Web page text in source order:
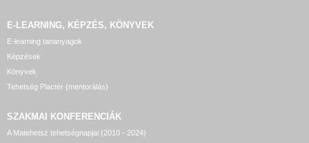
E-LEARNING, KÉPZÉS, KÖNYVEK
E-learning tananyagok
Képzések
Könyvek
Tehetség Piactér (mentorálás)
SZAKMAI KONFERENCIÁK
A Matehetsz tehetségnapjai (2010 - 2024)